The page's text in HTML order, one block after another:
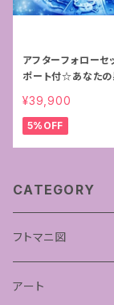
アフターフォローセ
ポート付☆あなたの
プログラム〜
¥39,900
5%OFF
CATEGORY
フトマニ図
あわうた
アート